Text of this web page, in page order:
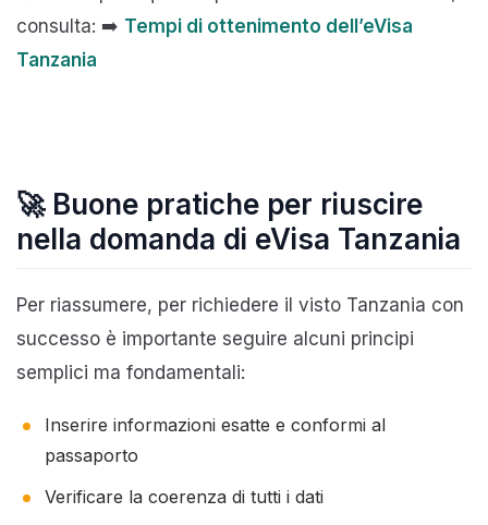
consulta: ➡️ Tempi di ottenimento dell’eVisa
Tanzania
🚀 Buone pratiche per riuscire
nella domanda di eVisa Tanzania
Per riassumere, per richiedere il visto Tanzania con
successo è importante seguire alcuni principi
semplici ma fondamentali:
Inserire informazioni esatte e conformi al
passaporto
Verificare la coerenza di tutti i dati